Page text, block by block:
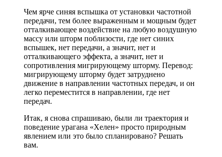
Чем ярче синяя вспышка от установки частотной
передачи, тем более выраженным и мощным будет
отталкивающее воздействие на любую воздушную
массу или шторм поблизости, где нет синих
вспышек, нет передачи, а значит, нет и
отталкивающего эффекта, а значит, нет и
сопротивления мигрирующему шторму. Перевод:
мигрирующему шторму будет затруднено
движение в направлении частотных передач, и он
легко переместится в направлении, где нет
передач.
Итак, я снова спрашиваю, были ли траектория и
поведение урагана «Хелен» просто природным
явлением или это было спланировано? Решать
вам.